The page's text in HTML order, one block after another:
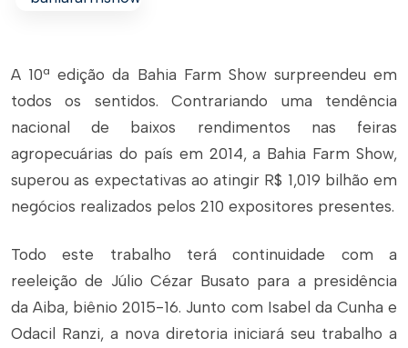
A 10ª edição da Bahia Farm Show surpreendeu em
todos os sentidos. Contrariando uma tendência
nacional de baixos rendimentos nas feiras
agropecuárias do país em 2014, a Bahia Farm Show,
superou as expectativas ao atingir R$ 1,019 bilhão em
negócios realizados pelos 210 expositores presentes.
Todo este trabalho terá continuidade com a
reeleição de Júlio Cézar Busato para a presidência
da Aiba, biênio 2015-16. Junto com Isabel da Cunha e
Odacil Ranzi, a nova diretoria iniciará seu trabalho a